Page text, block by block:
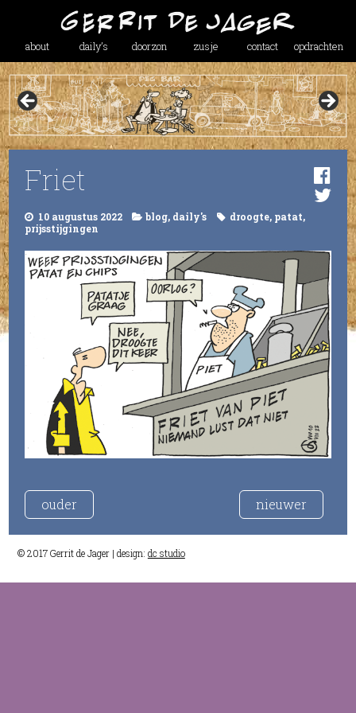
about daily’s doorzon zusje contact opdrachten
Friet
10 augustus 2022 blog, daily's droogte, patat,
prijsstijgingen
ouder nieuwer
© 2017 Gerrit de Jager | design: dc studio